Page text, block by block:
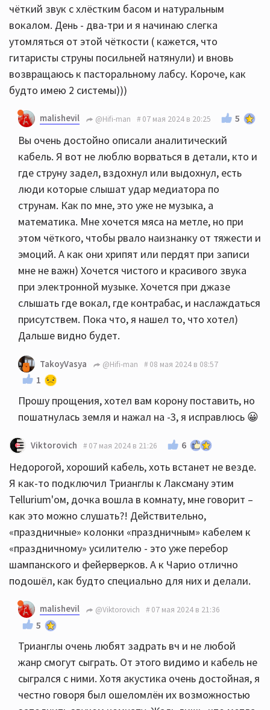
чёткий звук с хлёстким басом и натуральным
вокалом. День - два-три и я начинаю слегка
утомляться от этой чёткости ( кажется, что
гитаристы струны посильней натянули) и вновь
возвращаюсь к пасторальному лабсу. Короче, как
будто имею 2 системы)))
malishevil @Hifi-man 07 мая 2024 в 20:25 5
Вы очень достойно описали аналитический
кабель. Я вот не люблю ворваться в детали, кто и
где струну задел, вздохнул или выдохнул, есть
люди которые слышат удар медиатора по
струнам. Как по мне, это уже не музыка, а
математика. Мне хочется мяса на метле, но при
этом чёткого, чтобы рвало наизнанку от тяжести и
эмоций. А как они хрипят или пердят при записи
мне не важн) Хочется чистого и красивого звука
при электронной музыке. Хочется при джазе
слышать где вокал, где контрабас, и наслаждаться
присутствем. Пока что, я нашел то, что хотел)
Дальше видно будет.
TakoyVasya @Hifi-man 08 мая 2024 в 08:57
1
Прошу прощения, хотел вам корону поставить, но
пошатнулась земля и нажал на -3, я исправлюсь 😀
Viktorovich 07 мая 2024 в 21:26 6
Недорогой, хороший кабель, хоть встанет не везде.
Я как-то подключил Трианглы к Лаксману этим
Tellurium'ом, дочка вошла в комнату, мне говорит –
как это можно слушать?! Действительно,
«праздничные» колонки «праздничным» кабелем к
«праздничному» усилителю - это уже перебор
шампанского и фейерверков. А к Чарио отлично
подошёл, как будто специально для них и делали.
malishevil @Viktorovich 07 мая 2024 в 21:36
5
Трианглы очень любят задрать вч и не любой
жанр смогут сыграть. От этого видимо и кабель не
сыгрался с ними. Хотя акустика очень достойная, я
честно говоря был ошеломлён их возможностью